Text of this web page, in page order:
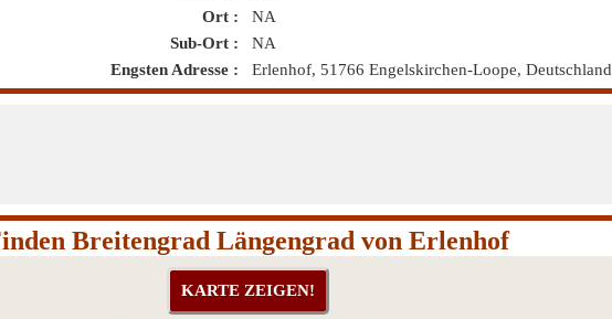
Ort :
NA
Sub-Ort :
NA
Engsten Adresse :
Erlenhof, 51766 Engelskirchen-Loope, Deutschland
Breitengrad Längengrad von Erlenhof